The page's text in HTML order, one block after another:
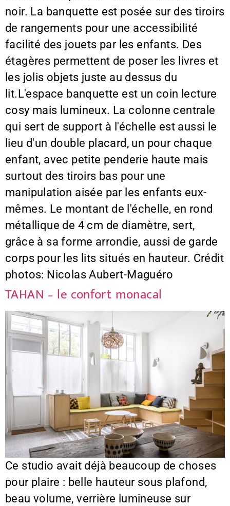
noir. La banquette est posée sur des tiroirs
de rangements pour une accessibilité
facilité des jouets par les enfants. Des
étagères permettent de poser les livres et
les jolis objets juste au dessus du
lit.L'espace banquette est un coin lecture
cosy mais lumineux. La colonne centrale
qui sert de support à l'échelle est aussi le
lieu d'un double placard, un pour chaque
enfant, avec petite penderie haute mais
surtout des tiroirs bas pour une
manipulation aisée par les enfants eux-
mêmes. Le montant de l'échelle, en rond
métallique de 4 cm de diamètre, sert,
grâce à sa forme arrondie, aussi de garde
corps pour les lits situés en hauteur. Crédit
photos: Nicolas Aubert-Maguéro
TAHAN – le confort monacal
Ce studio avait déjà beaucoup de choses
pour plaire : belle hauteur sous plafond,
beau volume, verrière lumineuse sur